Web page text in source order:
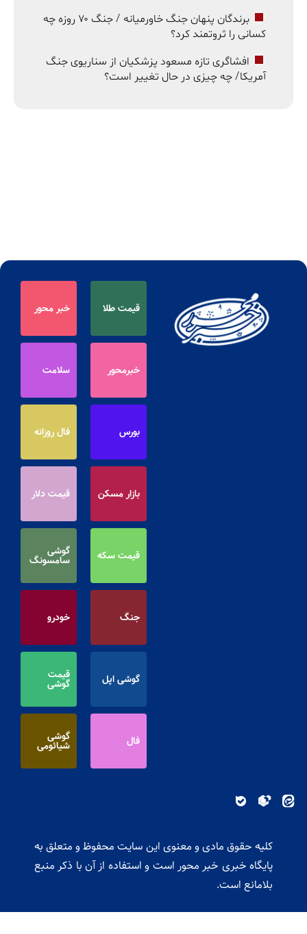
برندگان پنهان جنگ خاورمیانه / جنگ ۷۰ روزه چه
کسانی را ثروتمند کرد؟
افشاگری تازه مسعود پزشکیان از سناریوی جنگ
آمریکا/ چه چیزی در حال تغییر است؟
قیمت طلا خبر محور
خبرمحور سلامت
بورس فال روزانه
بازار مسکن قیمت دلار
قیمت سکه گوشی
سامسونگ
جنگ خودرو
گوشی اپل قیمت
گوشی
فال گوشی
شیائومی
کلیه حقوق مادی و معنوی این سایت محفوظ و متعلق به
پایگاه خبری خبر محور است و استفاده از آن با ذکر منبع
بلامانع است.